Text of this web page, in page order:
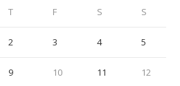
T F S S
2 3 4 5
9 10 11 12